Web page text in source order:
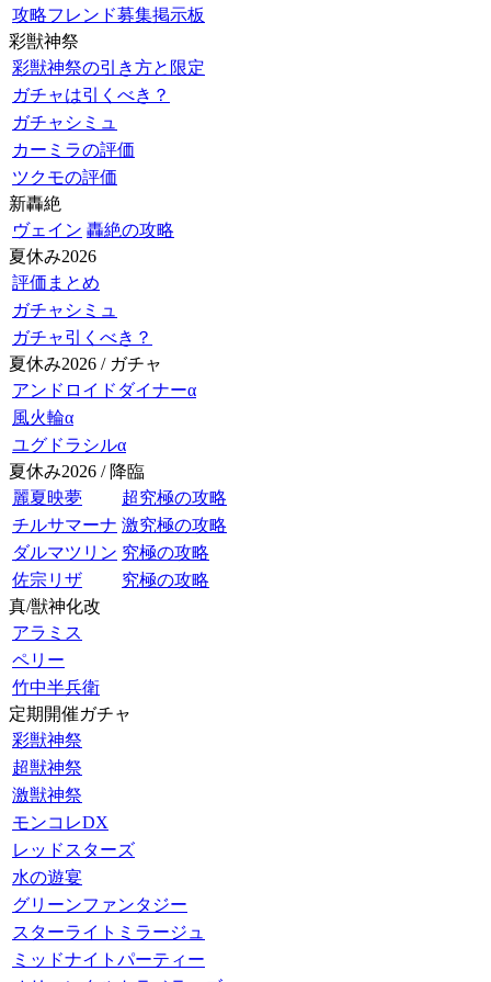
攻略フレンド募集掲示板
彩獣神祭
彩獣神祭の引き方と限定
ガチャは引くべき？
ガチャシミュ
カーミラの評価
ツクモの評価
新轟絶
ヴェイン 轟絶の攻略
夏休み2026
評価まとめ
ガチャシミュ
ガチャ引くべき？
夏休み2026 / ガチャ
アンドロイドダイナーα
風火輪α
ユグドラシルα
夏休み2026 / 降臨
麗夏映夢
超究極の攻略
チルサマーナ 激究極の攻略
ダルマツリン 究極の攻略
佐宗リザ
究極の攻略
真/獣神化改
アラミス
ペリー
竹中半兵衛
定期開催ガチャ
彩獣神祭
超獣神祭
激獣神祭
モンコレDX
レッドスターズ
水の遊宴
グリーンファンタジー
スターライトミラージュ
ミッドナイトパーティー